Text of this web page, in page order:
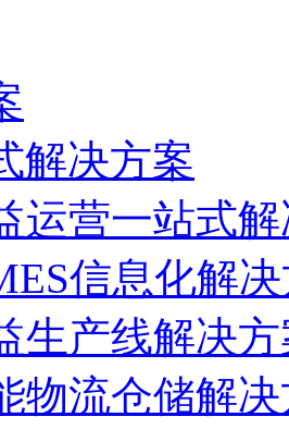
解决方案
运营一站式
信息化解
生产线解决
物流仓储解